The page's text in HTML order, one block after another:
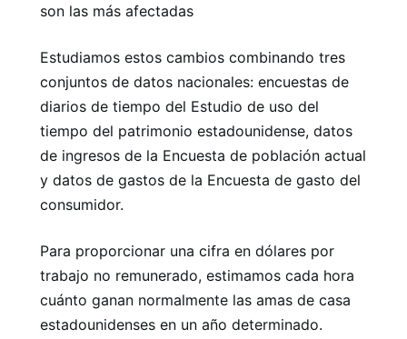
son las más afectadas
Estudiamos estos cambios combinando tres
conjuntos de datos nacionales: encuestas de
diarios de tiempo del Estudio de uso del
tiempo del patrimonio estadounidense, datos
de ingresos de la Encuesta de población actual
y datos de gastos de la Encuesta de gasto del
consumidor.
Para proporcionar una cifra en dólares por
trabajo no remunerado, estimamos cada hora
cuánto ganan normalmente las amas de casa
estadounidenses en un año determinado.